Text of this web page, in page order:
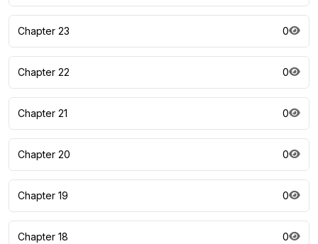
Chapter 23 0
Chapter 22 0
Chapter 21 0
Chapter 20 0
Chapter 19 0
Chapter 18 0